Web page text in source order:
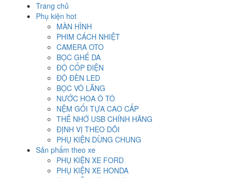
Trang chủ
Phụ kiện hot
MÀN HÌNH
PHIM CÁCH NHIỆT
CAMERA OTO
BỌC GHẾ DA
ĐỘ CỐP ĐIỆN
ĐỘ ĐÈN LED
BỌC VÔ LĂNG
NƯỚC HOA Ô TÔ
NỆM GỐI TỰA CAO CẤP
THẺ NHỚ USB CHÍNH HÃNG
ĐỊNH VỊ THEO DÕI
PHỤ KIỆN DÙNG CHUNG
Sản phẩm theo xe
PHỤ KIỆN XE FORD
PHỤ KIỆN XE HONDA